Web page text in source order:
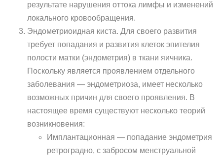
результате нарушения оттока лимфы и изменений
локального кровообращения.
Эндометриоидная киста. Для своего развития
требует попадания и развития клеток эпителия
полости матки (эндометрия) в ткани яичника.
Поскольку является проявлением отдельного
заболевания — эндометриоза, имеет несколько
возможных причин для своего проявления. В
настоящее время существуют несколько теорий
возникновения:
Имплантационная — попадание эндометрия
ретроградно, с забросом менструальной